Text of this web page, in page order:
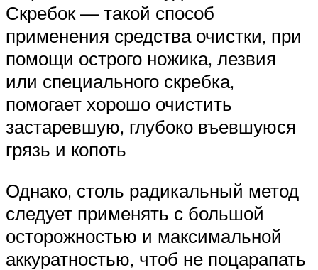
Скребок — такой способ
применения средства очистки, при
помощи острого ножика, лезвия
или специального скребка,
помогает хорошо очистить
застаревшую, глубоко въевшуюся
грязь и копоть
Однако, столь радикальный метод
следует применять с большой
осторожностью и максимальной
аккуратностью, чтоб не поцарапать